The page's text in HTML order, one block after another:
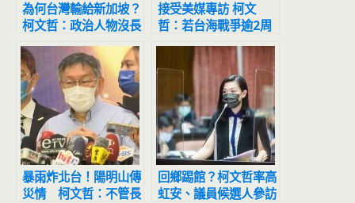
為何台灣輸給新加坡？
柯文哲：政治人物沒長
期計畫，只有「撈錢計
畫」
接受美媒專訪 柯文
哲：若台海戰爭逾2周
習近平會出事
暴雨炸北台！陽明山傳
災情 柯文哲：不管長
回鄉踢館？柯文哲率高
虹安、議員候選人參訪